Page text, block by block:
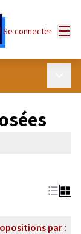
Se connecter
par :